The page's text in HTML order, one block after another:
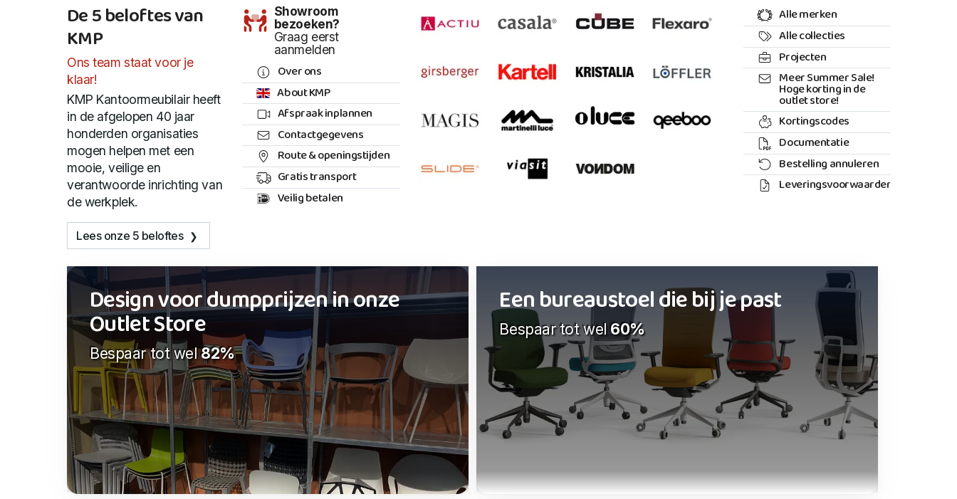
De 5 beloftes van
KMP
Ons team staat voor je
klaar!
KMP Kantoormeubilair heeft
in de afgelopen 40 jaar
honderden organisaties
mogen helpen met een
mooie, veilige en
verantwoorde inrichting van
de werkplek.
Lees onze 5 beloftes
Showroom
bezoeken?
Graag eerst
aanmelden
Over ons
About KMP
Afspraak inplannen
Contactgegevens
Route & openingstijden
Gratis transport
Veilig betalen
Alle merken
Alle collecties
Projecten
Meer Summer Sale!
Hoge korting in de
outlet store!
Kortingscodes
Documentatie
Bestelling annuleren
Leveringsvoorwaarden
Design voor dumpprijzen in onze
Outlet Store
Bespaar tot wel82%
Een bureaustoel die bij je past
Bespaar tot wel60%